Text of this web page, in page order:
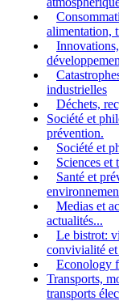
alimentation,
industrielles
Déchets,
Société et
prévention.
Société et
Sciences et
Santé et
Medias et
actualités...
Le bistrot:
convivialité et
Econology
Transports,
transports